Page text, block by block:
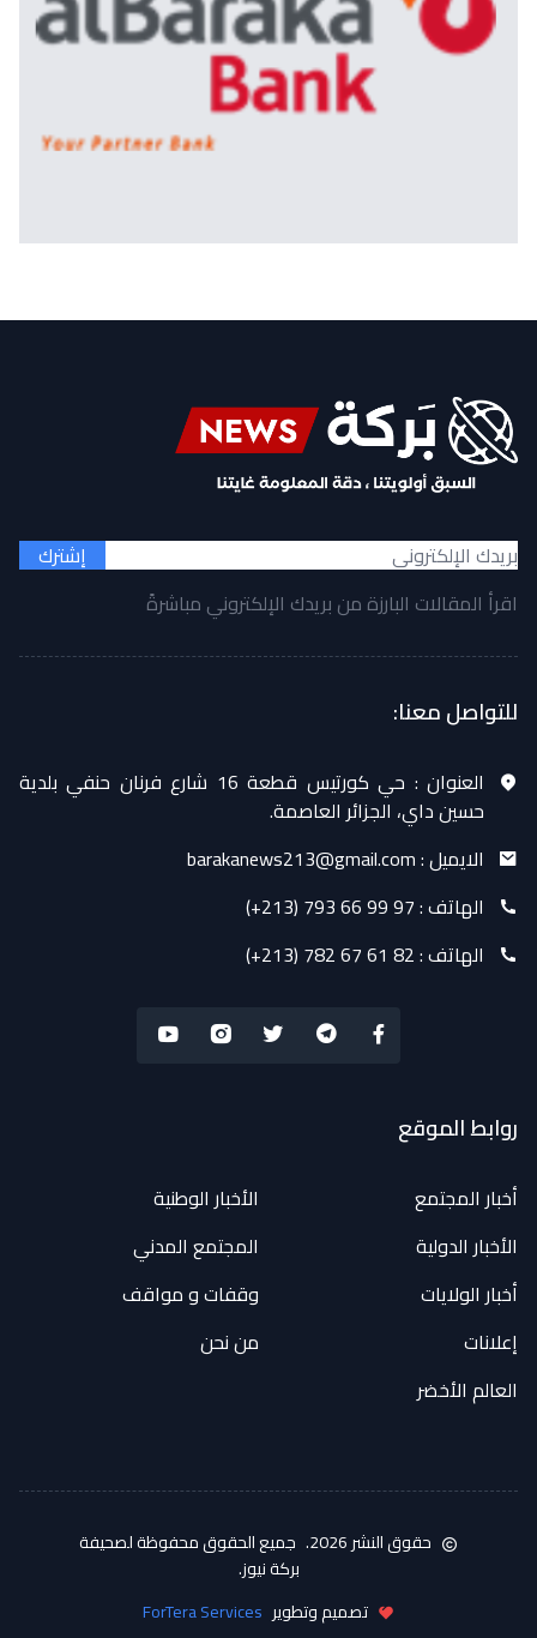
إشترك
اقرأ المقالات البارزة من بريدك الإلكتروني مباشرةً
للتواصل معنا:
العنوان :
حي كورتيس قطعة 16 شارع فرنان حنفي بلدية
حسين داي، الجزائر العاصمة.
الايميل :barakanews213@gmail.com
الهاتف :(+213) 793 66 99 97
الهاتف :(+213) 782 67 61 82
روابط الموقع
أخبار المجتمع
الأخبار الوطنية
الأخبار الدولية
المجتمع المدني
أخبار الولايات
وقفات و مواقف
إعلانات
من نحن
العالم الأخضر
حقوق النشر 2026.
جميع الحقوق محفوظة لصحيفة
بركة نيوز.
تصميم وتطوير ForTera Services